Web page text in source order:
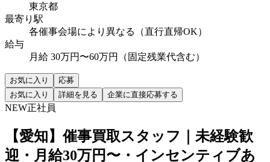
東京都
最寄り駅
各催事会場により異なる（直行直帰OK）
給与
月給 30万円〜60万円（固定残業代含む）
お気に入り
応募
お気に入り
詳細を見る 企業に直接応募する
NEW正社員
【愛知】催事買取スタッフ｜未経験歓
迎・月給30万円〜・インセンティブあ